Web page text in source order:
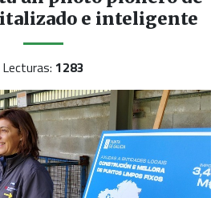
e inteligente
Lecturas: 1283